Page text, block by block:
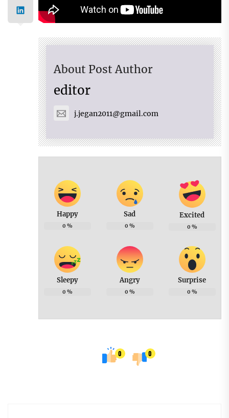
About Post Author
editor
j.jegan2011@gmail.com
Happy
0 %
Sad
0 %
Excited
0 %
Sleepy
0 %
Angry
0 %
Surprise
0 %
0 0